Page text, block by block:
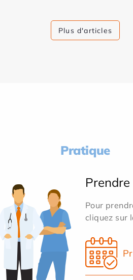
Plus d'articles
Pratique
Pour
cliquez sur